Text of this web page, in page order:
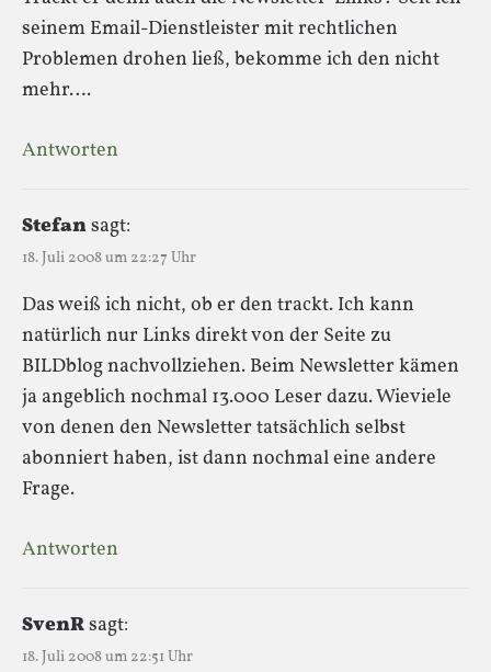
seinem Email-Dienstleister mit rechtlichen
Problemen drohen ließ, bekomme ich den nicht
mehr….
Antworten
Stefansagt:
18. Juli 2008 um 22:27 Uhr
Das weiß ich nicht, ob er den trackt. Ich kann
natürlich nur Links direkt von der Seite zu
BILDblog nachvollziehen. Beim Newsletter kämen
ja angeblich nochmal 13.000 Leser dazu. Wieviele
von denen den Newsletter tatsächlich selbst
abonniert haben, ist dann nochmal eine andere
Frage.
Antworten
SvenRsagt:
18. Juli 2008 um 22:51 Uhr